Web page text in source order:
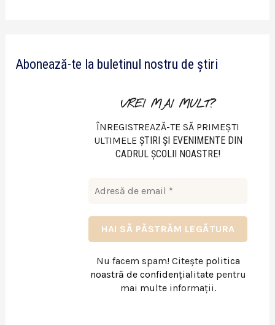
o
Abonează-te la buletinul nostru de știri
VREI MAI MULT?
ÎNREGISTREAZĂ-TE SĂ PRIMEȘTI
ULTIMELE ŞTIRI ŞI EVENIMENTE DIN
CADRUL ŞCOLII NOASTRE!
Nu facem spam! Citește politica
noastră de confidențialitatepentru
mai multe informații.